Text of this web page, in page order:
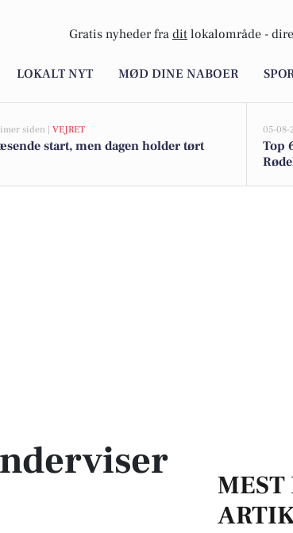
Gratis nyheder fra dit lokalområde -
LOKALT NYT MØD DINE NABOER
siden | VEJRET
start, men dagen holder tørt
05-08-
Top